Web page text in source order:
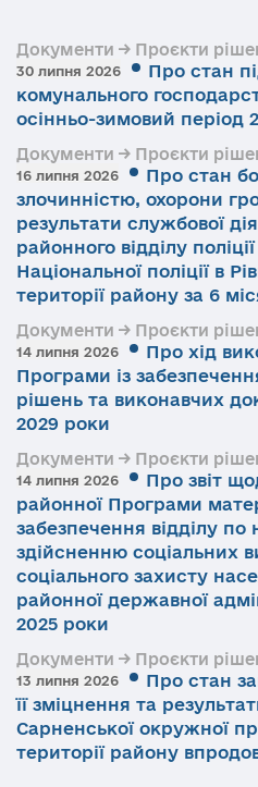
Документи → Проєкти
30 липня 2026
Про стан
комунального
осінньо-зимовий період
Документи → Проєкти
16 липня 2026
Про стан
злочинністю, охорони
результати службової
районного відділу
Національної поліції в
території району за 6
Документи → Проєкти
14 липня 2026
Про хід
Програми із
рішень та виконавчих
2029 роки
Документи → Проєкти
14 липня 2026
Про звіт
районної Програми
забезпечення відділу
здійсненню соціальних
соціального захисту
районної державної
2025 роки
Документи → Проєкти
13 липня 2026
Про стан
її зміцнення та
Сарненської окружної
території району